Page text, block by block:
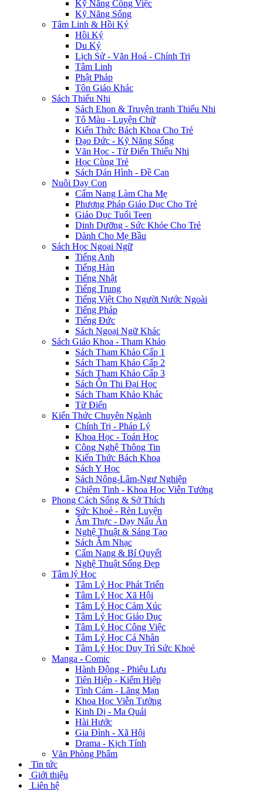
Kỹ Năng Công Việc
Kỹ Năng Sống
Tâm Linh & Hồi Ký
Hồi Ký
Du Ký
Lịch Sử - Văn Hoá - Chính Trị
Tâm Linh
Phật Pháp
Tôn Giáo Khác
Sách Thiếu Nhi
Sách Ehon & Truyện tranh Thiếu Nhi
Tô Màu - Luyện Chữ
Kiến Thức Bách Khoa Cho Trẻ
Đạo Đức - Kỹ Năng Sống
Văn Học - Từ Điển Thiếu Nhi
Học Cùng Trẻ
Sách Dán Hình - Đề Can
Nuôi Dạy Con
Cẩm Nang Làm Cha Mẹ
Phương Pháp Giáo Dục Cho Trẻ
Giáo Dục Tuổi Teen
Dinh Dưỡng - Sức Khỏe Cho Trẻ
Dành Cho Mẹ Bầu
Sách Học Ngoại Ngữ
Tiếng Anh
Tiếng Hàn
Tiếng Nhật
Tiếng Trung
Tiếng Việt Cho Người Nước Ngoài
Tiếng Pháp
Tiếng Đức
Sách Ngoại Ngữ Khác
Sách Giáo Khoa - Tham Khảo
Sách Tham Khảo Cấp 1
Sách Tham Khảo Cấp 2
Sách Tham Khảo Cấp 3
Sách Ôn Thi Đại Học
Sách Tham Khảo Khác
Từ Điển
Kiến Thức Chuyên Ngành
Chính Trị - Pháp Lý
Khoa Học - Toán Học
Công Nghệ Thông Tin
Kiến Thức Bách Khoa
Sách Y Học
Sách Nông-Lâm-Ngư Nghiệp
Chiêm Tinh - Khoa Học Viễn Tưởng
Phong Cách Sống & Sở Thích
Sức Khoẻ - Rèn Luyện
Ẩm Thực - Dạy Nấu Ăn
Nghệ Thuật & Sáng Tạo
Sách Âm Nhạc
Cẩm Nang & Bí Quyết
Nghệ Thuật Sống Đẹp
Tâm lý Học
Tâm Lý Học Phát Triển
Tâm Lý Học Xã Hội
Tâm Lý Học Cảm Xúc
Tâm Lý Học Giáo Dục
Tâm Lý Học Công Việc
Tâm Lý Học Cá Nhân
Tâm Lý Học Duy Trì Sức Khoẻ
Manga - Comic
Hành Động - Phiêu Lưu
Tiên Hiệp - Kiếm Hiệp
Tình Cảm - Lãng Mạn
Khoa Học Viễn Tưởng
Kinh Dị - Ma Quái
Hài Hước
Gia Đình - Xã Hội
Drama - Kịch Tính
Văn Phòng Phẩm
Tin tức
Giới thiệu
Liên hệ